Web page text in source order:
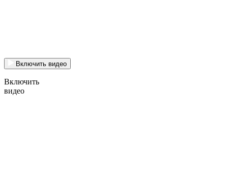
Включить видео
Включить
видео